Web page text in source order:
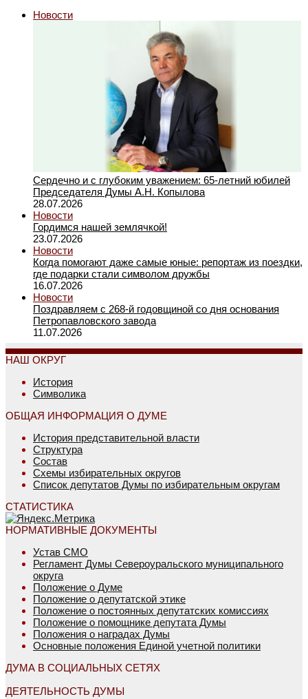
Новости
Сердечно и с глубоким уважением: 65-летний юбилей
Председателя Думы А.Н. Копылова
28.07.2026
Новости
Гордимся нашей землячкой!
23.07.2026
Новости
Когда помогают даже самые юные: репортаж из поездки,
где подарки стали символом дружбы
16.07.2026
Новости
Поздравляем с 268-й годовщиной со дня основания
Петропавловского завода
11.07.2026
НАШ ОКРУГ
История
Символика
ОБЩАЯ ИНФОРМАЦИЯ О ДУМЕ
История представительной власти
Структура
Состав
Схемы избирательных округов
Список депутатов Думы по избирательным округам
СТАТИСТИКА
НОРМАТИВНЫЕ ДОКУМЕНТЫ
Устав СМО
Регламент Думы Североуральского муниципального
округа
Положение о Думе
Положение о депутатской этике
Положение о постоянных депутатских комиссиях
Положение о помощнике депутата Думы
Положения о наградах Думы
Основные положения Единой учетной политики
ДУМА В СОЦИАЛЬНЫХ СЕТЯХ
ДЕЯТЕЛЬНОСТЬ ДУМЫ